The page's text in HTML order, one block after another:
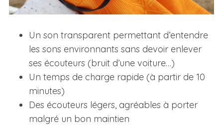
Un son transparent permettant d’entendre
les sons environnants sans devoir enlever
ses écouteurs (bruit d’une voiture…)
Un temps de charge rapide (à partir de 10
minutes)
Des écouteurs légers, agréables à porter
malgré un bon maintien